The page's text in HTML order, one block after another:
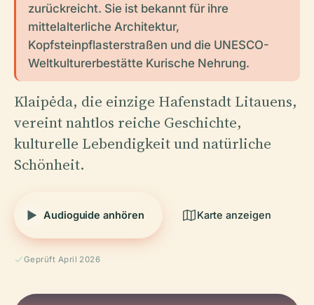
zurückreicht. Sie ist bekannt für ihre
mittelalterliche Architektur,
Kopfsteinpflasterstraßen und die UNESCO-
Weltkulturerbestätte Kurische Nehrung.
Klaipėda, die einzige Hafenstadt Litauens,
vereint nahtlos reiche Geschichte,
kulturelle Lebendigkeit und natürliche
Schönheit.
Audioguide anhören Karte anzeigen
Geprüft April 2026